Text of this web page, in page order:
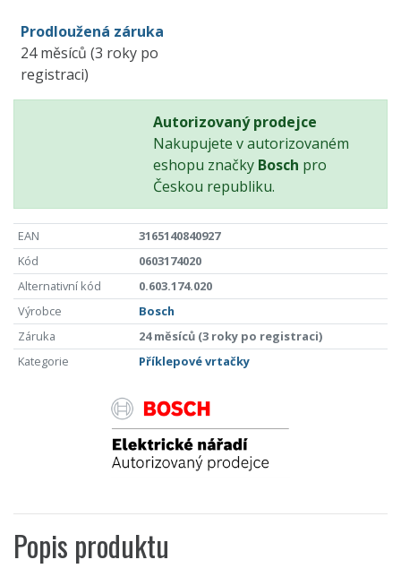
Prodloužená záruka
24 měsíců (3 roky po
registraci)
Autorizovaný prodejce
Nakupujete v autorizovaném
eshopu značky Bosch pro
Českou republiku.
EAN
3165140840927
Kód
0603174020
Alternativní kód
0.603.174.020
Výrobce
Bosch
Záruka
24 měsíců (3 roky po registraci)
Kategorie
Příklepové vrtačky
Popis produktu